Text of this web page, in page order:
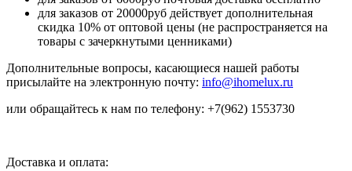
для заказов от 20000руб действует дополнительная
скидка 10% от оптовой цены (не распространяется на
товары с зачеркнутыми ценниками)
Дополнительные вопросы, касающиеся нашей работы
присылайте на электронную почту: info@ihomelux.ru
или обращайтесь к нам по телефону: +7(962) 1553730
Доставка и оплата: